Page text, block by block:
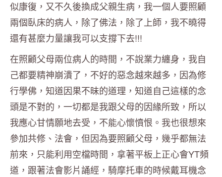
似康復，又不久後換成父親生病，我一個人要照顧
兩個臥床的病人，除了佛法，除了上師，我不曉得
還有甚麼力量讓我可以支撐下去!!!
在照顧父母兩位病人的時間，不說業力纏身，我自
己都要精神崩潰了，不好的惡念越來越多，因為修
行學佛，知道因果不昧的道理，知道自己這樣的念
頭是不對的，一切都是我跟父母的因緣所致，所以
我應心甘情願地去受，不能心懷憤恨。我也很想來
參加共修、法會，但因為要照顧父母，幾乎都無法
前來，只能利用空檔時間，拿著平板上正心會YT頻
道，跟著法會影片誦經，騎摩托車的時候戴耳機念